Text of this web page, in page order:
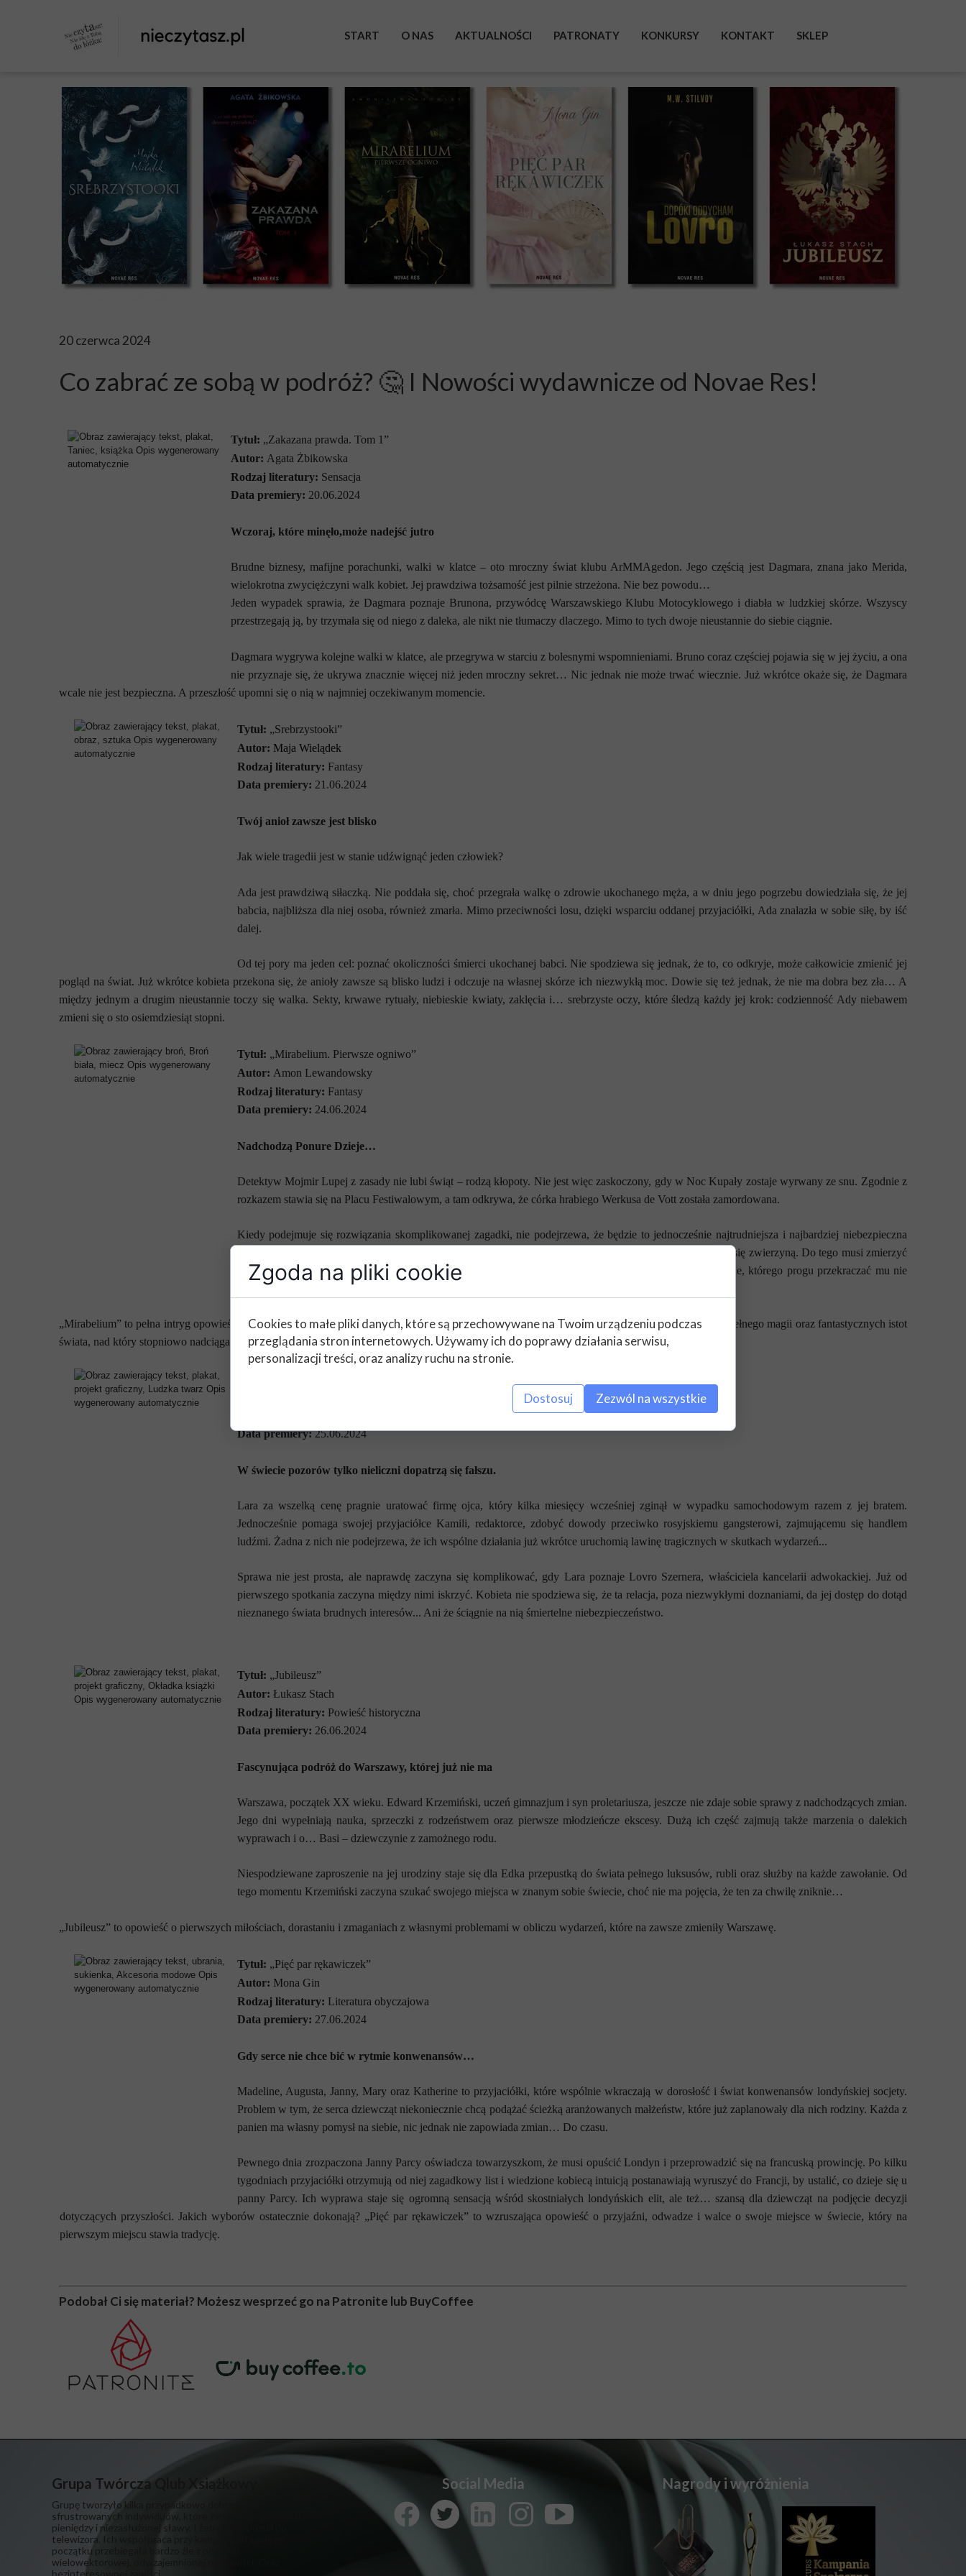
START O NAS
WYSTAWA
POMAGAM
AKTUALNOŚCI PATRONATY KONKURSY KONTAKT SKLEP
20 czerwca 2024
Co zabrać ze sobą w podróż? 🤔 I Nowości wydawnicze od Novae Res!
Tytuł: „Zakazana prawda. Tom 1”
Autor: Agata Żbikowska
Rodzaj literatury: Sensacja
Data premiery: 20.06.2024
Wczoraj, które minęło,może nadejść jutro
Brudne biznesy, mafijne porachunki, walki w klatce – oto mroczny świat klubu ArMMAgedon. Jego częścią jest Dagmara, znana jako Merida,
wielokrotna zwyciężczyni walk kobiet. Jej prawdziwa tożsamość jest pilnie strzeżona. Nie bez powodu…
Jeden wypadek sprawia, że Dagmara poznaje Brunona, przywódcę Warszawskiego Klubu Motocyklowego i diabła w ludzkiej skórze. Wszyscy
przestrzegają ją, by trzymała się od niego z daleka, ale nikt nie tłumaczy dlaczego. Mimo to tych dwoje nieustannie do siebie ciągnie.
Dagmara wygrywa kolejne walki w klatce, ale przegrywa w starciu z bolesnymi wspomnieniami. Bruno coraz częściej pojawia się w jej życiu, a ona
nie przyznaje się, że ukrywa znacznie więcej niż jeden mroczny sekret… Nic jednak nie może trwać wiecznie. Już wkrótce okaże się, że Dagmara
wcale nie jest bezpieczna. A przeszłość upomni się o nią w najmniej oczekiwanym momencie.
Tytuł: „Srebrzystooki”
Autor: Maja Wielądek
Rodzaj literatury: Fantasy
Data premiery: 21.06.2024
Twój anioł zawsze jest blisko
Jak wiele tragedii jest w stanie udźwignąć jeden człowiek?
Ada jest prawdziwą siłaczką. Nie poddała się, choć przegrała walkę o zdrowie ukochanego męża, a w dniu jego pogrzebu dowiedziała się, że jej
babcia, najbliższa dla niej osoba, również zmarła. Mimo przeciwności losu, dzięki wsparciu oddanej przyjaciółki, Ada znalazła w sobie siłę, by iść
dalej.
Od tej pory ma jeden cel: poznać okoliczności śmierci ukochanej babci. Nie spodziewa się jednak, że to, co odkryje, może całkowicie zmienić jej
pogląd na świat. Już wkrótce kobieta przekona się, że anioły zawsze są blisko ludzi i odczuje na własnej skórze ich niezwykłą moc. Dowie się też jednak, że nie ma dobra bez zła… A
między jednym a drugim nieustannie toczy się walka. Sekty, krwawe rytuały, niebieskie kwiaty, zaklęcia i… srebrzyste oczy, które śledzą każdy jej krok: codzienność Ady niebawem
zmieni się o sto osiemdziesiąt stopni.
Tytuł: „Mirabelium. Pierwsze ogniwo”
Autor: Amon Lewandowsky
Rodzaj literatury: Fantasy
Data premiery: 24.06.2024
Nadchodzą Ponure Dzieje…
Detektyw Mojmir Lupej z zasady nie lubi świąt – rodzą kłopoty. Nie jest więc zaskoczony, gdy w Noc Kupały zostaje wyrwany ze snu. Zgodnie z
rozkazem stawia się na Placu Festiwalowym, a tam odkrywa, że córka hrabiego Werkusa de Vott została zamordowana.
Kiedy podejmuje się rozwiązania skomplikowanej zagadki, nie podejrzewa, że będzie to jednocześnie najtrudniejsza i najbardziej niebezpieczna
sprawa w całej jego karierze. W trakcie jej prowadzenia przekonuje się, jak szybko z myśliwego można stać się zwierzyną. Do tego musi zmierzyć
się z wyzwaniem rzuconym przez przędące nici losu Rodzanice i wejść do jedynego miejsca w całej krainie, którego progu przekraczać mu nie
wolno… Czy uda mu się wyjść z tego cało i rozwiązać sprawę morderstwa Adrianny de Vott?
„Mirabelium” to pełna intryg opowieść przesiąknięta mistyczną aurą. Angażuje czytelników w niezwykłą zagadkę kryminalną i wprowadza ich do pełnego magii oraz fantastycznych istot
świata, nad który stopniowo nadciąga zagłada…
Data premiery:25.06.2024
W świecie pozorów tylko nieliczni dopatrzą się fałszu.
Lara za wszelką cenę pragnie uratować firmę ojca, który kilka miesięcy wcześniej zginął w wypadku samochodowym razem z jej bratem.
Jednocześnie pomaga swojej przyjaciółce Kamili, redaktorce, zdobyć dowody przeciwko rosyjskiemu gangsterowi, zajmującemu się handlem
ludźmi. Żadna z nich nie podejrzewa, że ich wspólne działania już wkrótce uruchomią lawinę tragicznych w skutkach wydarzeń...
Sprawa nie jest prosta, ale naprawdę zaczyna się komplikować, gdy Lara poznaje Lovro Szernera, właściciela kancelarii adwokackiej. Już od
pierwszego spotkania zaczyna między nimi iskrzyć. Kobieta nie spodziewa się, że ta relacja, poza niezwykłymi doznaniami, da jej dostęp do dotąd
nieznanego świata brudnych interesów... Ani że ściągnie na nią śmiertelne niebezpieczeństwo.
Tytuł: „Jubileusz”
Autor: Łukasz Stach
Rodzaj literatury: Powieść historyczna
Data premiery: 26.06.2024
Fascynująca podróż do Warszawy, której już nie ma
Warszawa, początek XX wieku. Edward Krzemiński, uczeń gimnazjum i syn proletariusza, jeszcze nie zdaje sobie sprawy z nadchodzących zmian.
Jego dni wypełniają nauka, sprzeczki z rodzeństwem oraz pierwsze młodzieńcze ekscesy. Dużą ich część zajmują także marzenia o dalekich
wyprawach i o… Basi – dziewczynie z zamożnego rodu.
Niespodziewane zaproszenie na jej urodziny staje się dla Edka przepustką do świata pełnego luksusów, rubli oraz służby na każde zawołanie. Od
tego momentu Krzemiński zaczyna szukać swojego miejsca w znanym sobie świecie, choć nie ma pojęcia, że ten za chwilę zniknie…
„Jubileusz” to opowieść o pierwszych miłościach, dorastaniu i zmaganiach z własnymi problemami w obliczu wydarzeń, które na zawsze zmieniły Warszawę.
Tytuł: „Pięć par rękawiczek”
Autor: Mona Gin
Rodzaj literatury: Literatura obyczajowa
Data premiery: 27.06.2024
Gdy serce nie chce bić w rytmie konwenansów…
Madeline, Augusta, Janny, Mary oraz Katherine to przyjaciółki, które wspólnie wkraczają w dorosłość i świat konwenansów londyńskiej socjety.
Problem w tym, że serca dziewcząt niekoniecznie chcą podążać ścieżką aranżowanych małżeństw, które już zaplanowały dla nich rodziny. Każda z
panien ma własny pomysł na siebie, nic jednak nie zapowiada zmian… Do czasu.
Pewnego dnia zrozpaczona Janny Parcy oświadcza towarzyszkom, że musi opuścić Londyn i przeprowadzić się na francuską prowincję. Po kilku
tygodniach przyjaciółki otrzymują od niej zagadkowy list i wiedzione kobiecą intuicją postanawiają wyruszyć do Francji, by ustalić, co dzieje się u
panny Parcy. Ich wyprawa staje się ogromną sensacją wśród skostniałych londyńskich elit, ale też… szansą dla dziewcząt na podjęcie decyzji
dotyczących przyszłości. Jakich wyborów ostatecznie dokonają?„Pięć par rękawiczek” to wzruszająca opowieść o przyjaźni, odwadze i walce o swoje miejsce w świecie, który na
pierwszym miejscu stawia tradycję.
Podobał Ci się materiał? Możesz wesprzeć go na Patronite lub BuyCoffee
Grupa Twórcza Qlub Xsiążkowy
Grupę tworzyło kilka przypadkowo dobranych,
sfrustrowanych indywiduów, które zapragnęły poklasku,
pieniędzy i niezasłużonej sławy. I żeby ich zaprosili do
telewizora. Ich współpraca przy kampanii od samego
początku przebiegała bardzo źle z powodu
wielowektorowej, odwzajemnionej nienawiści. Oraz
bezinteresownej zawiści.
Social Media Nagrody i wyróżnienia
Zgoda na pliki cookie
Cookies to małe pliki danych, które są przechowywane na Twoim urządzeniu podczas
przeglądania stron internetowych. Używamy ich do poprawy działania serwisu,
personalizacji treści, oraz analizy ruchu na stronie.
Dostosuj Zezwól na wszystkie